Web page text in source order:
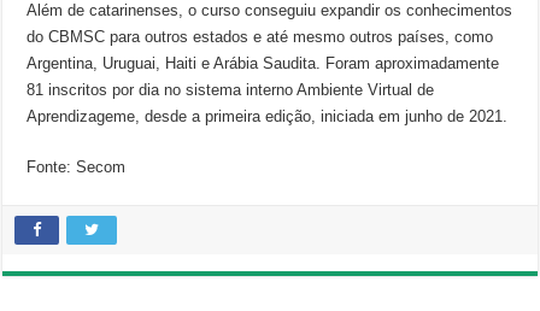
Além de catarinenses, o curso conseguiu expandir os conhecimentos
do CBMSC para outros estados e até mesmo outros países, como
Argentina, Uruguai, Haiti e Arábia Saudita. Foram aproximadamente
81 inscritos por dia no sistema interno Ambiente Virtual de
Aprendizageme, desde a primeira edição, iniciada em junho de 2021.
Fonte: Secom